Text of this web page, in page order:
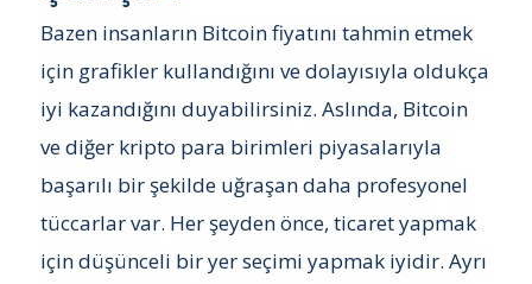
Bazen insanların Bitcoin fiyatını tahmin etmek
için grafikler kullandığını ve dolayısıyla oldukça
iyi kazandığını duyabilirsiniz. Aslında, Bitcoin
ve diğer kripto para birimleri piyasalarıyla
başarılı bir şekilde uğraşan daha profesyonel
tüccarlar var. Her şeyden önce, ticaret yapmak
için düşünceli bir yer seçimi yapmak iyidir. Ayrı